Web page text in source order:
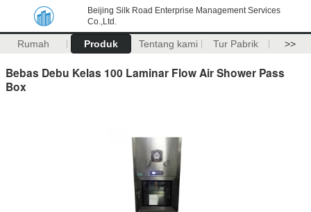
Beijing Silk Road Enterprise Management Services
Co.,Ltd.
Rumah Produk Tentang kami Tur Pabrik >>
Bebas Debu Kelas 100 Laminar Flow Air Shower Pass
Box